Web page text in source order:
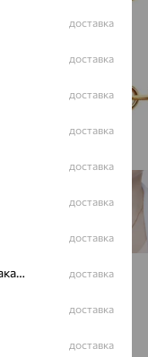
доставка
доставка
доставка
доставка
доставка
доставка
доставка
Актюбинский, Азнакаевский район доставка
доставка
доставка